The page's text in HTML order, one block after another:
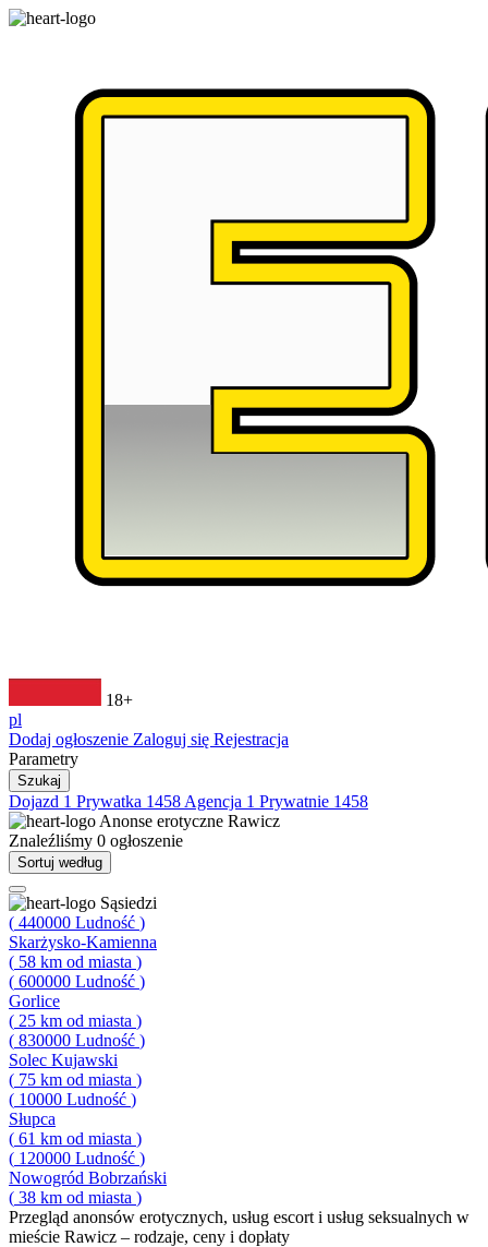
18+
pl
Dodaj ogłoszenie Zaloguj się Rejestracja
Parametry
Szukaj
Dojazd 1 Prywatka 1458 Agencja 1 Prywatnie 1458
Anonse erotyczne Rawicz
Znaleźliśmy 0 ogłoszenie
Sortuj według
Sąsiedzi
( 440000 Ludność )
Skarżysko-Kamienna
( 58 km od miasta )
( 600000 Ludność )
Gorlice
( 25 km od miasta )
( 830000 Ludność )
Solec Kujawski
( 75 km od miasta )
( 10000 Ludność )
Słupca
( 61 km od miasta )
( 120000 Ludność )
Nowogród Bobrzański
( 38 km od miasta )
Przegląd anonsów erotycznych, usług escort i usług seksualnych w
mieście Rawicz – rodzaje, ceny i dopłaty